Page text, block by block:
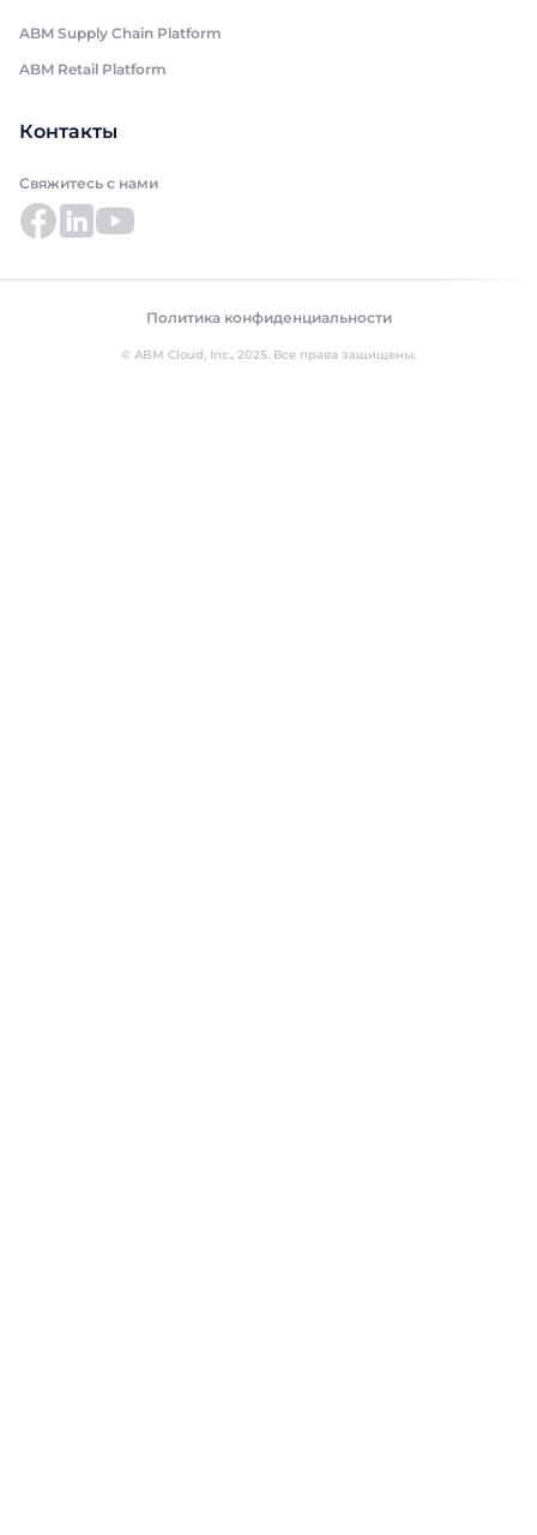
ABM Supply Chain Platform
ABM Retail Platform
Контакты
Свяжитесь с нами
Политика конфиденциальности
© ABM Cloud, Inc., 2025. Все права защищены.